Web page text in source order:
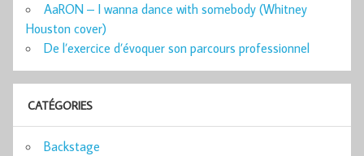
AaRON – I wanna dance with somebody (Whitney
Houston cover)
De l’exercice d’évoquer son parcours professionnel
CATÉGORIES
Backstage